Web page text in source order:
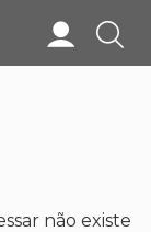
não existe